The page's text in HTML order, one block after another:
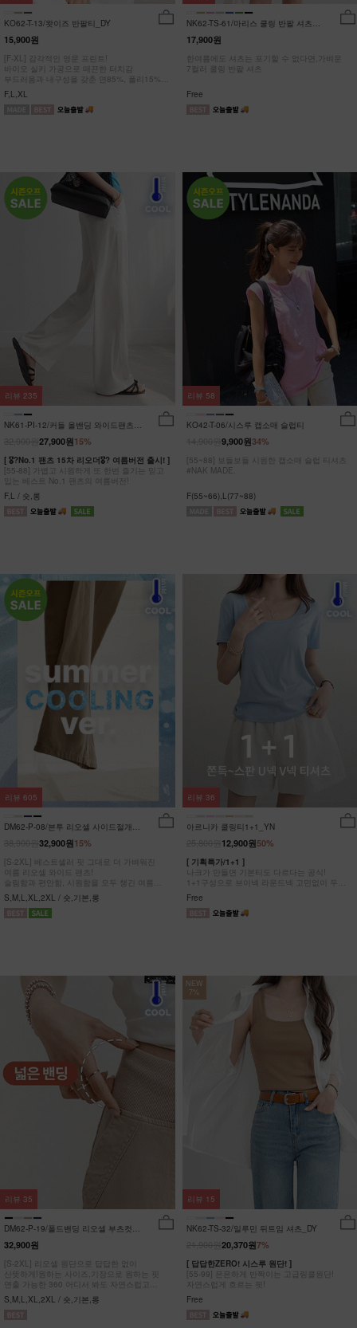
KO62-T-13/왓이즈 반팔티_DY
15,900원
[F-XL] 감각적인 영문 프린트!
바이오 실키 가공으로 매끈한 터치감
부드러움과 내구성을 갖춘 면85%, 폴리15%
#NAK MADE.
F,L,XL
NK62-TS-61/마리스 쿨링 반팔 셔츠
17,900원
한여름에도 셔츠는 포기할 수 없다면,가벼운
7컬러 쿨링 반팔 셔츠
Free
NK61-PI-12/커들 올밴딩 와이드팬츠
15%
27,900원
[ 🎖?No.1 팬츠 15차 리오더🎖? 여름버전 출시! ]
[55-88] 가볍고 시원하게 또 한번 즐기는 믿고
입는 베스트 No.1 팬츠의 여름버전!
F,L / 숏,롱
리뷰 235
KO42-T-06/시스루 캡소매 슬럽티
34%
9,900원
[55~88] 보들보들 시원한 캡소매 슬럽 티셔츠
#NAK MADE.
F(55~66),L(77~88)
리뷰 58
DM62-P-08/븐투 리오셀 사이드절개팬
15%
32,900원
[S-2XL] 베스트셀러 핏 그대로 더 가벼워진
여름 리오셀 와이드 팬츠!
슬림함과 편안함, 시원함을 모두 챙긴 여름
완전정복 팬츠
S,M,L,XL,2XL / 숏,기본,롱
리뷰 605
아르니카 쿨링티1+1_YN
50%
12,900원
[ 기획특가/1+1 ]
나크가 만들면 기본티도 다르다는 공식!
1+1구성으로 브이넥 라운드넥 고민없이 두장
다 챙겨가세요
Free
리뷰 36
DM62-P-19/폴드밴딩 리오셀 부츠컷팬
츠_HR
32,900원
[S-2XL] 리오셀 원단으로 답답한 없이
산뜻하게!원하는 사이즈,기장으로 원하는 핏
연출 가능한 360 어디서 봐도 자연스럽고
균형잡힌 부츠컷 팬츠
S,M,L,XL,2XL / 숏,기본,롱
리뷰 35
NEW
7%
NK62-TS-32/일루민 뒤트임 셔츠_DY
7%
20,370원
[ 답답한ZERO! 시스루 원단! ]
[55-99] 은은하게 반짝이는 고급링클원단!
자연스럽게 흐르는 핏!
Free
리뷰 15